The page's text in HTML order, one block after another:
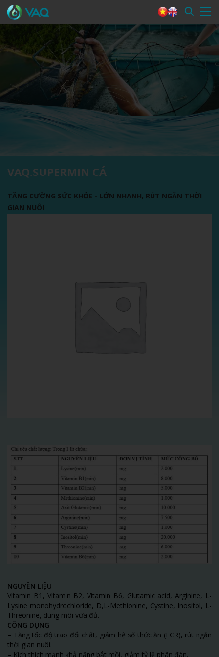
VAQ.SUPERMIN CÁ
TĂNG CƯỜNG SỨC KHỎE - LỚN NHANH, RÚT NGẮN THỜI
GIAN NUÔI
NGUYÊN LIỆU
Vitamin B1, Vitamin B2, Vitamin B6, Glutamic acid, Arginine, L-
Lysine monohydrochloride, D,L-Methionine, Cystine, Inositol, L-
Threonine, dung môi vừa đủ.
CÔNG DỤNG
– Tăng tốc độ trao đổi chất, giảm hệ số thức ăn (FCR), rút ngắn
thời gian nuôi.
– Kích thích mạnh khả năng bắt mồi, giảm tỷ lệ phân đàn.